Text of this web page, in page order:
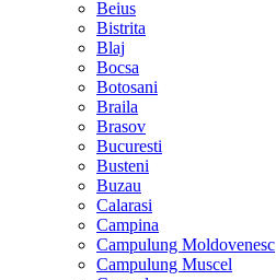
Beius
Bistrita
Blaj
Bocsa
Botosani
Braila
Brasov
Bucuresti
Busteni
Buzau
Calarasi
Campina
Campulung Moldovenesc
Campulung Muscel